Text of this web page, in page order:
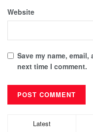
Website
Save my name,
next time I comment.
Latest